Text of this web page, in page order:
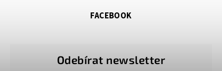
Odebírat newsletter
FACEBOOK